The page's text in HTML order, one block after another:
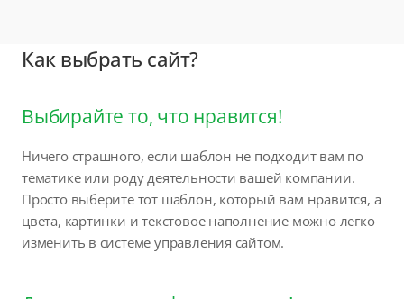
Как выбрать сайт?
Выбирайте то, что нравится!
Ничего страшного, если шаблон не подходит вам по
тематике или роду деятельности вашей компании.
Просто выберите тот шаблон, который вам нравится, а
цвета, картинки и текстовое наполнение можно легко
изменить в системе управления сайтом.